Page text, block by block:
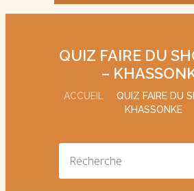
QUIZ FAIRE DU
–
ACCUEIL
QUIZ FAIRE DU
KHASSONKE